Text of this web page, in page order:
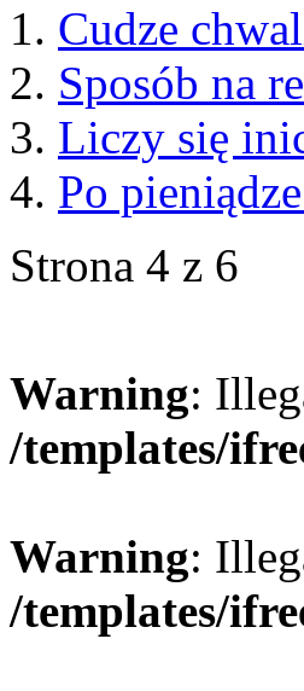
Cudze
Sposób na
Liczy się
Po
Strona 4 z 6
Warning:
/templates/
Warning:
/templates/